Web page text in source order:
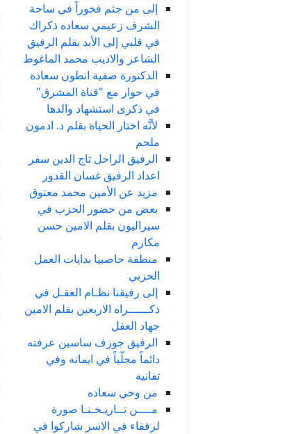
إلى من جثم فخوراً في ساحة
الشرف زعيمي سعاده ذكراك
في قلبي إلى الأبد بقلم الرفيق
الشاعر والاديب محمد الماغوط
الدكتورة صفية انطون سعادة
في حوار مع "قناة المشرق"
في ذكرى استشهاد والدها
لأنَّه اختار الحياة بقلم د. ادمون
ملحم
الرفيق الراحل تاج الدين سفر
اعداد الرفيق غسان القدور
مزيد عن الأمين محمد معتوق
بعض من حضور الحزب في
سيراليون بقلم الامين حسن
مكارم
منطقة حاصبيا بدايات العمل
الحزبي
إلى رفيقنا نظـام العقـل في
ذكــــــراه الاربعين بقلم الامين
جهاد العقل
الرفيق جوزف ساسين عرفته
دائماً مجلّياً في ايمانه وفي
تفانيه
من وحي سعاده
مــــن تــاريـخـنـا صورة
لرفقاء في الاسر شاركوا في